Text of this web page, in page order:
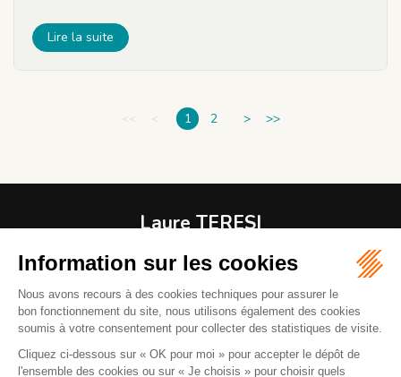
Lire la suite
<< < 1 2 > >>
Laure TERESI
06800 CAGNES-SUR-MER
04 92 08 37 61
06 82 43 00 37
Mail :l.teresiavocat@gmail.com
La réception des clients se fait sur rendez-vous. Parking